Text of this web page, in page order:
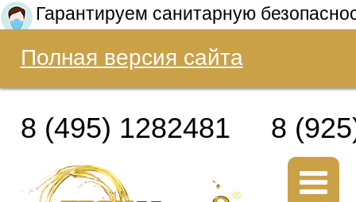
Гарантируем санитарную
Полная версия сайта
8 (495) 1282481 8